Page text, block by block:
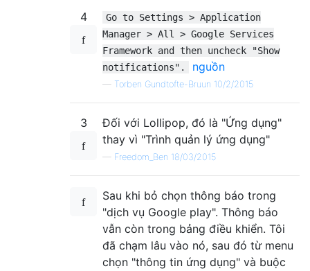
4
Go to Settings > Application
Manager > All > Google Services
Framework and then uncheck "Show
notifications".
nguồn
— Torben Gundtofte-Bruun 10/2/2015
3
Đối với Lollipop, đó là "Ứng dụng"
thay vì "Trình quản lý ứng dụng"
— Freedom_Ben 18/03/2015
Sau khi bỏ chọn thông báo trong
"dịch vụ Google play". Thông báo
vẫn còn trong bảng điều khiển. Tôi
đã chạm lâu vào nó, sau đó từ menu
chọn "thông tin ứng dụng" và buộc